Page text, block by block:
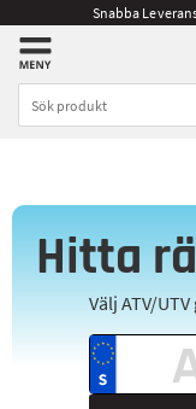
Snabba
Hitta
Välj ATV/